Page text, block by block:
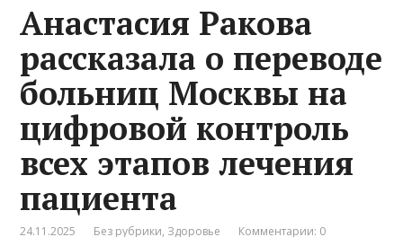
Анастасия Ракова
рассказала о переводе
больниц Москвы на
цифровой контроль
всех этапов лечения
пациента
24.11.2025 Без рубрики, Здоровье Комментарии: 0